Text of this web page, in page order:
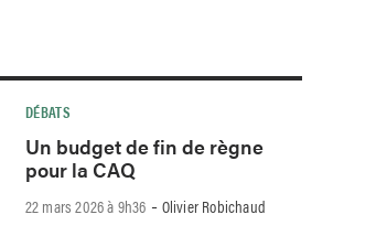
DÉBATS
Un budget de fin de règne
pour la CAQ
22 mars 2026 à 9h36 -Olivier Robichaud